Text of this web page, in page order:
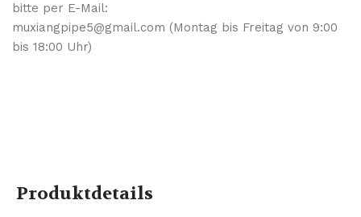
bitte per E-Mail:
muxiangpipe5@gmail.com (Montag bis Freitag von 9:00
bis 18:00 Uhr)
Produktdetails